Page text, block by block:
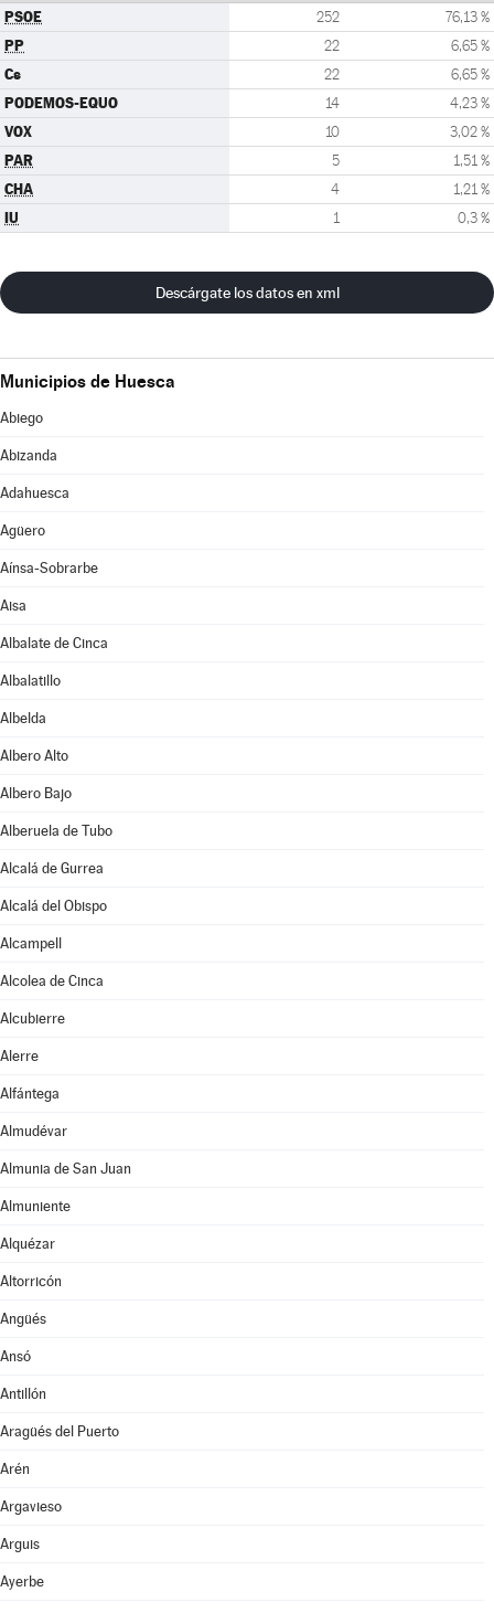
PSOE 252 76,13 %
PP 22 6,65 %
Cs 22 6,65 %
PODEMOS-EQUO 14 4,23 %
VOX 10 3,02 %
PAR 5 1,51 %
CHA 4 1,21 %
IU 1 0,3 %
Descárgate los datos en xml
Municipios de Huesca
Abiego
Abizanda
Adahuesca
Agüero
Aínsa-Sobrarbe
Aisa
Albalate de Cinca
Albalatillo
Albelda
Albero Alto
Albero Bajo
Alberuela de Tubo
Alcalá de Gurrea
Alcalá del Obispo
Alcampell
Alcolea de Cinca
Alcubierre
Alerre
Alfántega
Almudévar
Almunia de San Juan
Almuniente
Alquézar
Altorricón
Angüés
Ansó
Antillón
Aragüés del Puerto
Arén
Argavieso
Arguis
Ayerbe